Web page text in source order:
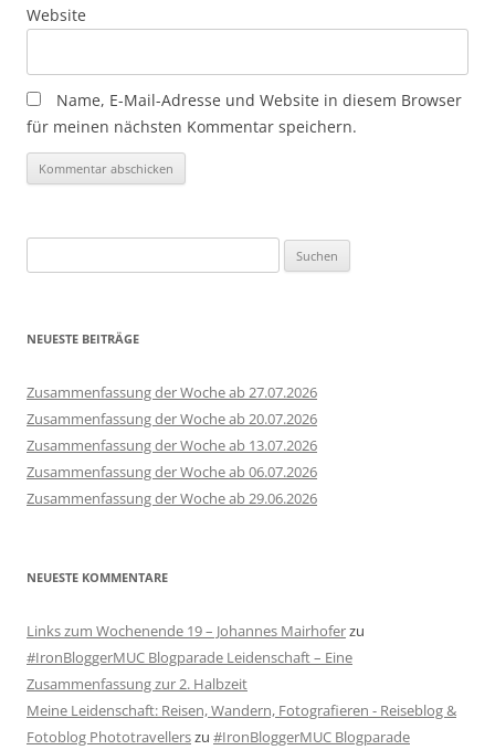
Website
Name, E-Mail-Adresse und Website in diesem Browser
für meinen nächsten Kommentar speichern.
nach:
NEUESTE BEITRÄGE
Zusammenfassung der Woche ab 27.07.2026
Zusammenfassung der Woche ab 20.07.2026
Zusammenfassung der Woche ab 13.07.2026
Zusammenfassung der Woche ab 06.07.2026
Zusammenfassung der Woche ab 29.06.2026
NEUESTE KOMMENTARE
Links zum Wochenende 19 – Johannes Mairhoferzu
#IronBloggerMUC Blogparade Leidenschaft – Eine
Zusammenfassung zur 2. Halbzeit
Meine Leidenschaft: Reisen, Wandern, Fotografieren - Reiseblog &
Fotoblog Phototravellerszu #IronBloggerMUC Blogparade